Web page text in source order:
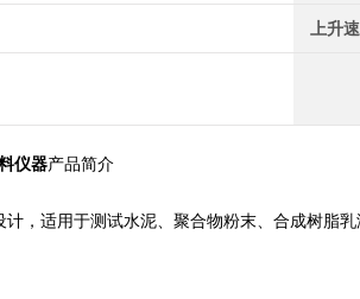
上升
仪器产品简介
适用于测试水泥、聚合物粉末、合成树脂乳